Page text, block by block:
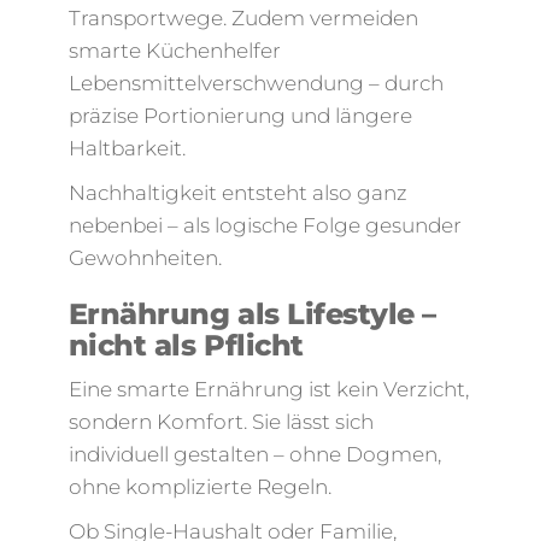
Transportwege. Zudem vermeiden
smarte Küchenhelfer
Lebensmittelverschwendung – durch
präzise Portionierung und längere
Haltbarkeit.
Nachhaltigkeit entsteht also ganz
nebenbei – als logische Folge gesunder
Gewohnheiten.
Ernährung als Lifestyle –
nicht als Pflicht
Eine smarte Ernährung ist kein Verzicht,
sondern Komfort. Sie lässt sich
individuell gestalten – ohne Dogmen,
ohne komplizierte Regeln.
Ob Single-Haushalt oder Familie,